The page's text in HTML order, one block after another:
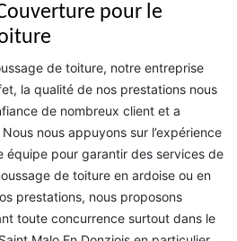
pour le
de toiture, notre entreprise
la qualité de nos prestations nous
de nombreux client et a
nous appuyons sur l’expérience
équipe pour garantir des services de
de toiture en ardoise ou en
prestations, nous proposons
toute concurrence surtout dans le